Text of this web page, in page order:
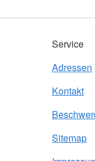
Service
Adressen
Kontakt
Sitemap